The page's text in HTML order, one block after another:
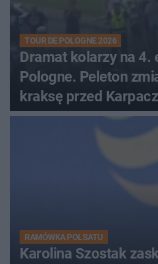
TOUR DE POLOGNE 2026
Dramat kolarzy na 4.
Pologne. Peleton
kraksę przed
RAMÓWKA POLSATU
Karolina Szostak